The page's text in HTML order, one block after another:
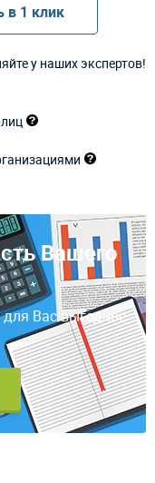
в 1 клик
у наших экспертов!
Вашего
для Вас выгодное